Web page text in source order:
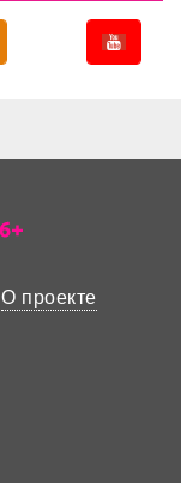
О проекте